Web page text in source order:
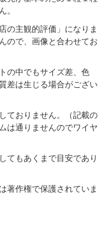
。
の主観的評価」になりま
ので、画像と合わせてお
の中でもサイズ差、色
差は生じる場合がござい
ておりません。（記載の
は通りませんのでワイヤ
てもあくまで目安であり
著作権で保護されていま